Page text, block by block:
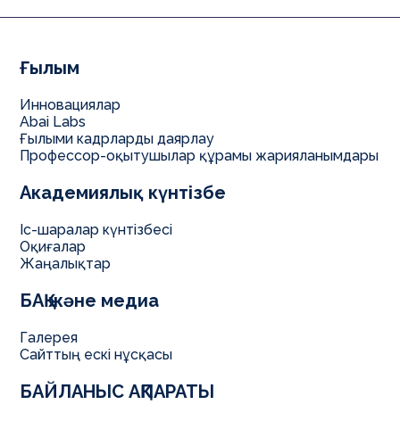
БАЙЛАНЫС АҚПАРАТЫ
Ғылым
Инновациялар
Abai Labs
Ғылыми кадрларды даярлау
Профессор-оқытушылар құрамы жарияланымдары
Академиялық күнтізбе
Іс-шаралар күнтізбесі
Оқиғалар
Жаңалықтар
БАҚ және медиа
Галерея
Сайттың ескі нұсқасы